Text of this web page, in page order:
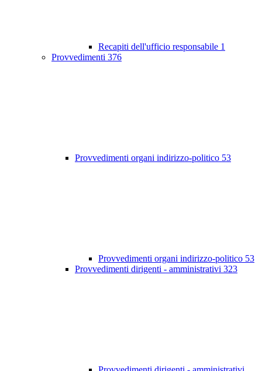
Recapiti dell'ufficio responsabile 1
Provvedimenti 376
Provvedimenti organi indirizzo-politico 53
Provvedimenti organi indirizzo-politico 53
Provvedimenti dirigenti - amministrativi 323